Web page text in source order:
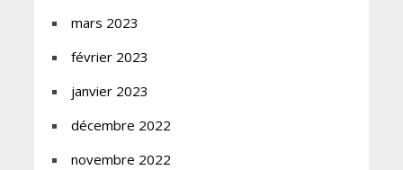
mars 2023
février 2023
janvier 2023
décembre 2022
novembre 2022